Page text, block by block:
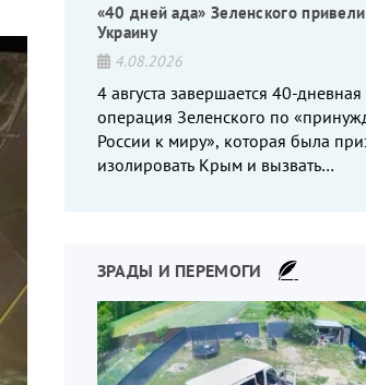
«40 дней ада» Зеленского
Украину
4.08.2026
4 августа завершается 40-дневная
операция Зеленского по
России к миру», которая была
изолировать Крым и вызвать
ЗРАДЫ И ПЕРЕМОГИ